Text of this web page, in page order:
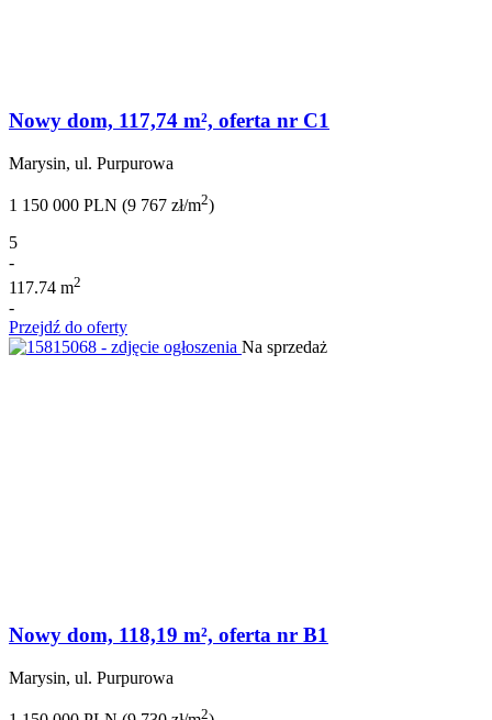
Nowy dom, 117,74 m², oferta nr C1
Marysin, ul. Purpurowa
1 150 000 PLN (9 767 zł/m2)
5
-
117.74 m2
-
Przejdź do oferty
Na sprzedaż
Nowy dom, 118,19 m², oferta nr B1
Marysin, ul. Purpurowa
2